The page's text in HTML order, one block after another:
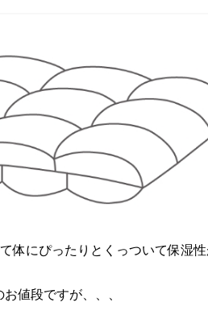
体にぴったりとくっついて保湿
値段ですが、、、